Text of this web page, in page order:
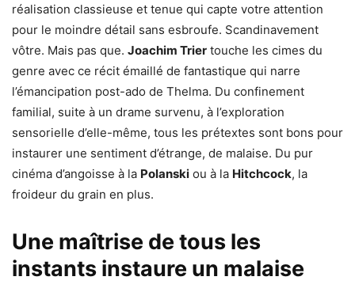
réalisation classieuse et tenue qui capte votre attention
pour le moindre détail sans esbroufe. Scandinavement
vôtre. Mais pas que. Joachim Trier touche les cimes du
genre avec ce récit émaillé de fantastique qui narre
l’émancipation post-ado de Thelma. Du confinement
familial, suite à un drame survenu, à l’exploration
sensorielle d’elle-même, tous les prétextes sont bons pour
instaurer une sentiment d’étrange, de malaise. Du pur
cinéma d’angoisse à la Polanski ou à la Hitchcock, la
froideur du grain en plus.
Une maîtrise de tous les
instants instaure un malaise